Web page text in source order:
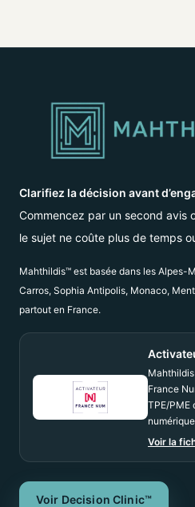
Clarifiez la décision avant
Commencez par un second avis
le sujet ne coûte plus de temps
Mahthildis™ est basée dans les Alpes-
Carros, Sophia Antipolis, Monaco,
partout en France.
France
TPE/PME
Voir la
Voir Decision Clinic™